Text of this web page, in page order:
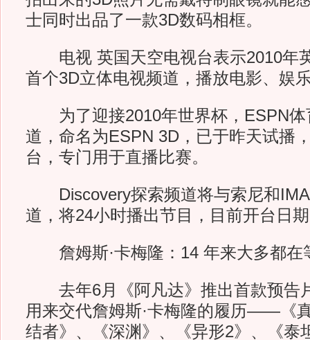
士同时出品了一款3D数码相框。
电视 英国天空电视台表示2010年
首个3D立体电视频道，播放电影、娱
为了迎接2010年世界杯，ESPN体
道，命名为ESPN 3D，已于昨天试播
台，专门用于直播比赛。
Discovery探索频道将与索尼和
道，将24小时播出节目，目前开台日
詹姆斯·卡梅隆：14 年来大多都在
去年6月《阿凡达》推出首款预告
用来交代詹姆斯·卡梅隆的履历——《
结者》、《深渊》、《异形2》、《